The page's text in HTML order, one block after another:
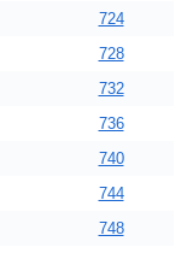
724
728
732
736
740
744
748